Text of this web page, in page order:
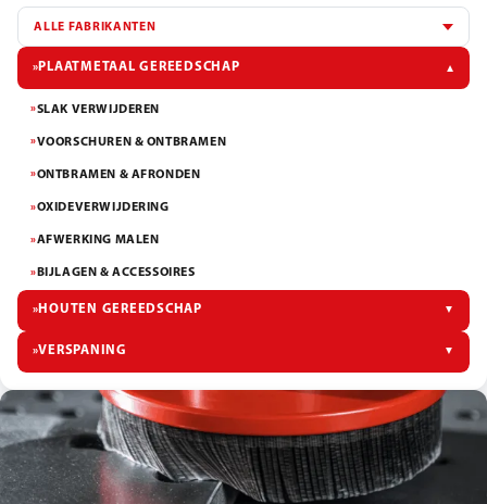
»PLAATMETAAL GEREEDSCHAP ▼
»SLAK VERWIJDEREN
»VOORSCHUREN & ONTBRAMEN
»ONTBRAMEN & AFRONDEN
»OXIDEVERWIJDERING
»AFWERKING MALEN
»BIJLAGEN & ACCESSOIRES
»HOUTEN GEREEDSCHAP ▼
»VERSPANING ▼